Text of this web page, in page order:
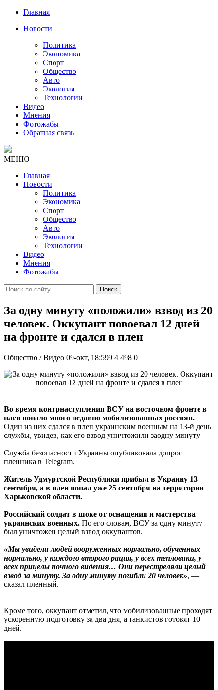
Главная
Новости
Политика
Экономика
Спорт
Общество
Авто
Экология
Технологии
Видео
Мнения
Фотожабы
Обратная связь
МЕНЮ
Главная
Новости
Политика
Экономика
Спорт
Общество
Авто
Экология
Технологии
Видео
Мнения
Фотожабы
Поиск
За одну минуту «положили» взвод из 20
человек. Оккупант повоевал 12 дней
на фронте и сдался в плен
Общество / Видео 09-окт, 18:599 4 498 0
Во время контрнаступления ВСУ на восточном фронте в
плен попало много недавно мобилизованных россиян.
Один из них сдался в плен украинским военным на 13-й день
службы, увидев, как его взвод уничтожили заодну минуту.
Служба безопасности Украины опубликовала допрос
пленника в Telegram.
Житель Удмуртской Республики прибыл в Украину 13
сентября, а в плен попал уже 25 сентября на территории
Харьковской области.
Российский солдат в шоке от оснащения и мастерства
украинских военных. По его словам, ВСУ за одну минуту
был уничтожен целый взвод оккупантов.
«Мы увидели людей вооруженных нормально, обученных
нормально, у каждого второго рация, у всех тепловики, у
всех прицелы ночного видения… Они перестреляли целый
взвод за минуту. За одну минуту погибли 20 человек», —
сказал пленный.
Кроме того, оккупант отметил, что мобилизованные проходят
ускоренную подготовку за два дня, а танкистов готовят 10
дней.